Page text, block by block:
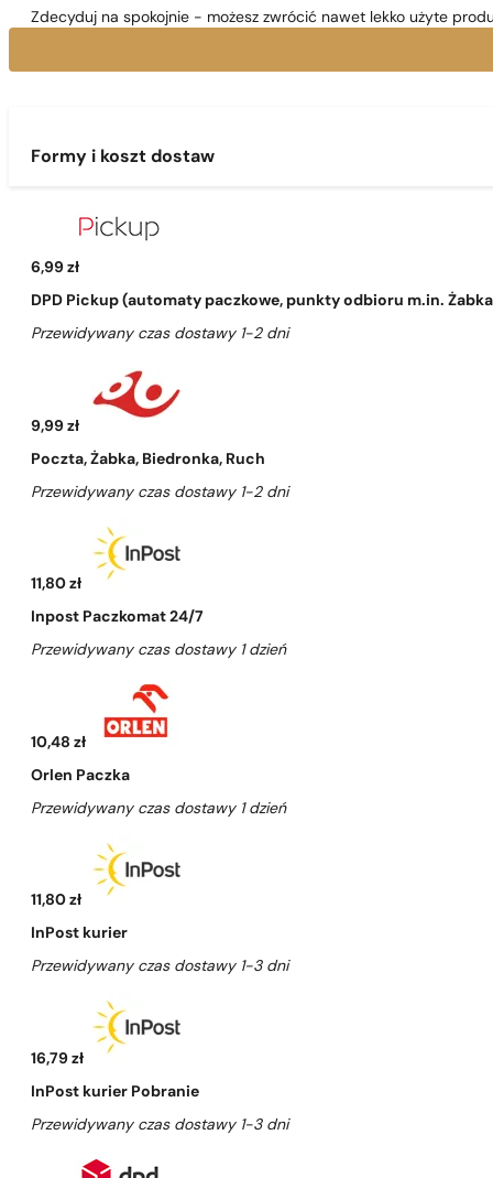
Zdecyduj na spokojnie - możesz zwrócić nawet lekko użyte
Formy i koszt dostaw
6,99 zł
DPD Pickup (automaty paczkowe, punkty odbioru m.in.
Przewidywany czas dostawy 1-2 dni
9,99 zł
Poczta, Żabka, Biedronka, Ruch
Przewidywany czas dostawy 1-2 dni
11,80 zł
Inpost Paczkomat 24/7
Przewidywany czas dostawy 1 dzień
10,48 zł
Orlen Paczka
Przewidywany czas dostawy 1 dzień
11,80 zł
InPost kurier
Przewidywany czas dostawy 1-3 dni
16,79 zł
InPost kurier Pobranie
Przewidywany czas dostawy 1-3 dni